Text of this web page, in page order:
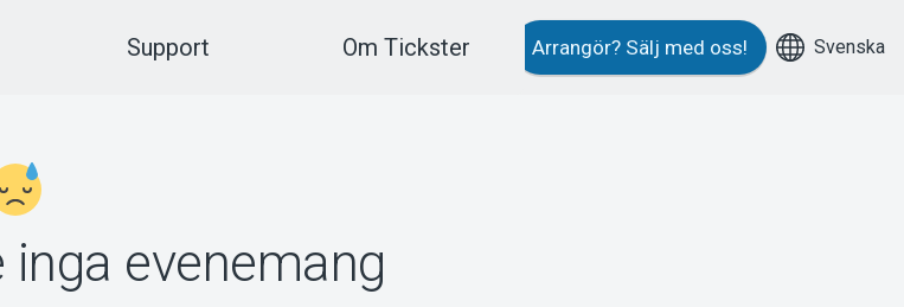
Support Om Tickster Arrangör? Sälj med oss! Svenska
inga evenemang